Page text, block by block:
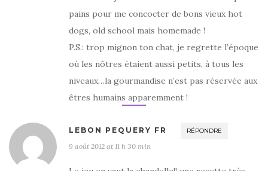
pains pour me concocter de bons vieux hot
dogs, old school mais homemade !
P.S.: trop mignon ton chat, je regrette l’époque
où les nôtres étaient aussi petits, à tous les
niveaux…la gourmandise n’est pas réservée aux
êtres humains apparemment !
LEBON PEQUERY FR RÉPONDRE
9 août 2012 at 11 h 30 min